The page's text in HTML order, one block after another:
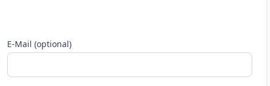
E-Mail (optional)